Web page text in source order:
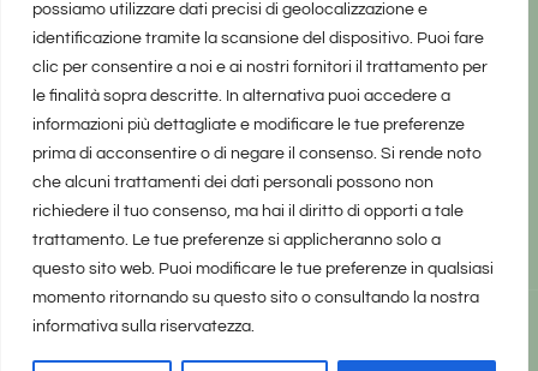
possiamo utilizzare dati precisi di geolocalizzazione e
identificazione tramite la scansione del dispositivo. Puoi fare
clic per consentire a noi e ai nostri fornitori il trattamento per
le finalità sopra descritte. In alternativa puoi accedere a
informazioni più dettagliate e modificare le tue preferenze
prima di acconsentire o di negare il consenso. Si rende noto
che alcuni trattamenti dei dati personali possono non
richiedere il tuo consenso, ma hai il diritto di opporti a tale
trattamento. Le tue preferenze si applicheranno solo a
questo sito web. Puoi modificare le tue preferenze in qualsiasi
momento ritornando su questo sito o consultando la nostra
informativa sulla riservatezza.
realizzato da Marina Galatioto©2025 tutti i diritti riservati -
Privacy Policy